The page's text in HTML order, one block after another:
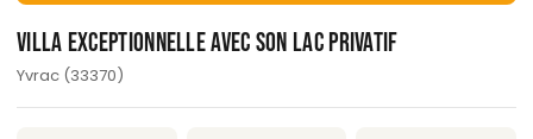
VILLA EXCEPTIONNELLE AVEC SON LAC PRIVATIF
Yvrac (33370)